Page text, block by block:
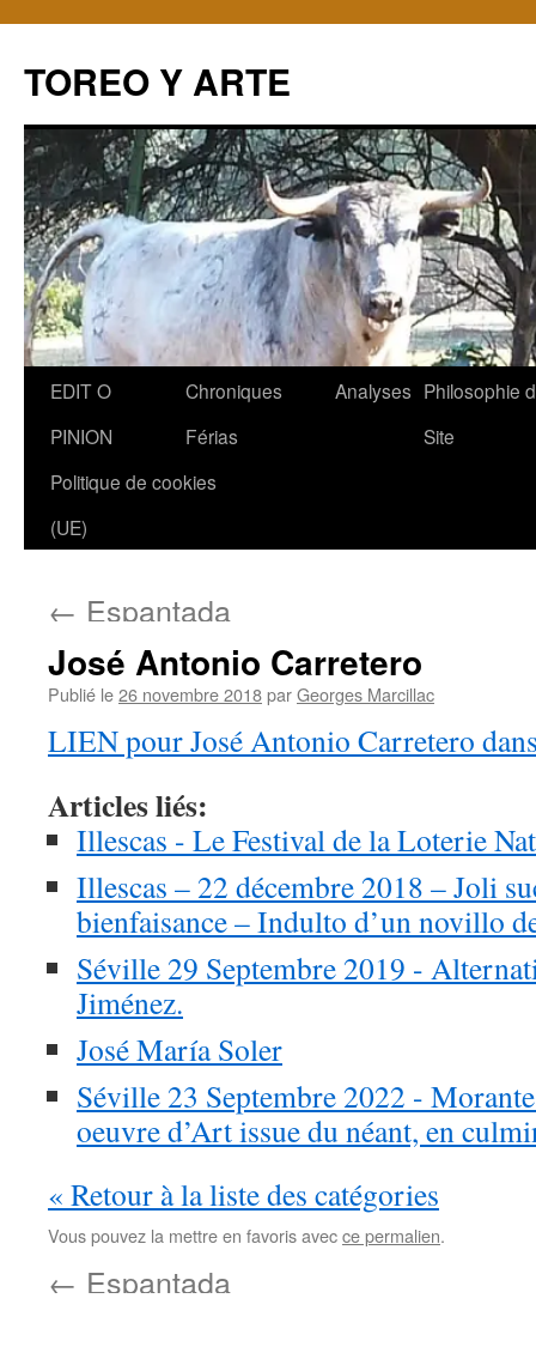
TOREO Y ARTE
Aller
contenu
EDIT O
PINION
Chroniques
Férias
Analyses Philosophie
Site
Politique de cookies
(UE)
← Espantada
José Antonio Carretero
Publié le26 novembre 2018parGeorges Marcillac
LIEN pour José Antonio Carretero
Articles liés:
Illescas - Le Festival de la Loterie
Illescas – 22 décembre 2018 – Joli
bienfaisance – Indulto d’un novillo
Séville 29 Septembre 2019 -
Jiménez.
José María Soler
Séville 23 Septembre 2022 -
oeuvre d’Art issue du néant, en
« Retour à la liste des catégories
Vous pouvez la mettre en favoris avecce permalien.
← Espantada